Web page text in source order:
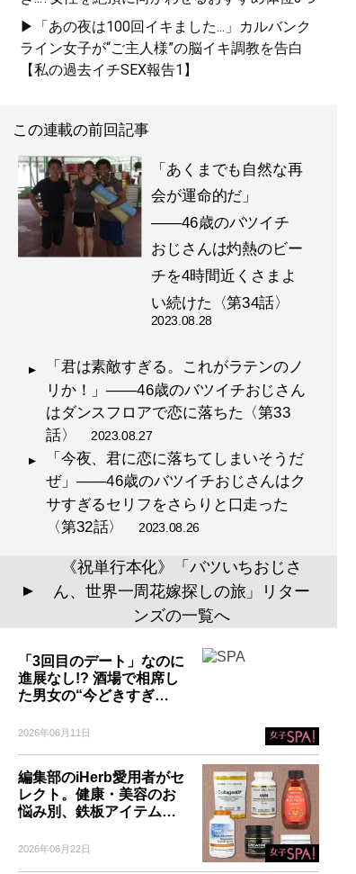
▶「あの夜は100回イキました...」カルバンク
ライン女子が“ご主人様”の脳イキ調教を告白
【私の過去イチSEX報告1】
この連載の前回記事
「あくまでも自然な再
会が運命的だ」
――46歳のバツイチ
おじさんは灼熱のビー
チを4時間近くさまよ
い続けた〈第34話〉
2023.08.28
「君は素敵すぎる。これがラテンのノ
リか！」――46歳のバツイチおじさん
はダンスフロアで恋に落ちた〈第33
話〉2023.08.27
「今夜、君に恋に落ちてしまいそうだ
ぜ」――46歳のバツイチおじさんはク
サすぎるセリフをさらりと口走った
〈第32話〉 2023.08.26
▲
《祝単行本化》「バツいちおじさ
ん、世界一周花嫁探しの旅」リター
ンズの一覧へ
「3回目のデート」なのに
進展なし!? 酒場で相席し
た男女の“今どきすぎ…
2026年06月11日
編集部のiHerb愛用者がセ
レクト。健康・美容のお
悩み別、鉄板アイテム…
2026年06月22日